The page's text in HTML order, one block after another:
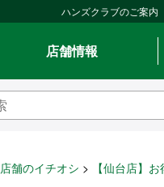
ハンズクラブのご案内
店舗情報
店舗のイチオシ 【仙台店】